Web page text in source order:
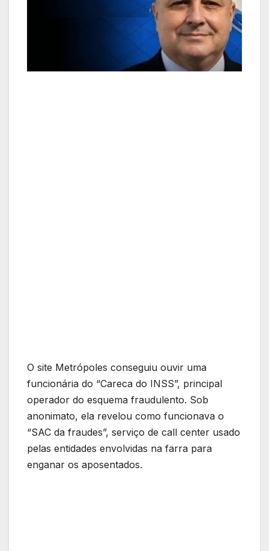
O site Metrópoles conseguiu ouvir uma
funcionária do “Careca do INSS”, principal
operador do esquema fraudulento. Sob
anonimato, ela revelou como funcionava o
“SAC da fraudes”, serviço de call center usado
pelas entidades envolvidas na farra para
enganar os aposentados.